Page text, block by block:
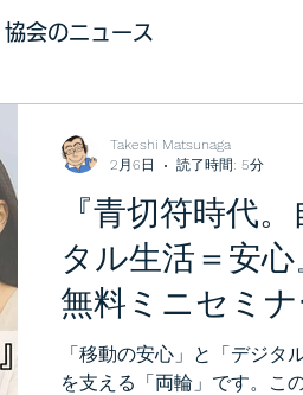
協会のニュース
『青切符時代
タル生活＝安
無料ミニセミナ
外出を“安心”で
「移動の安心」と「デジタ
を支える「両輪」です。こ
Takeshi Matsunaga
2月6日
読了時間: 5分